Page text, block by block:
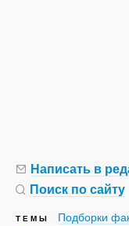
Написать в
Поиск по сайту
ТЕМЫ Подборки